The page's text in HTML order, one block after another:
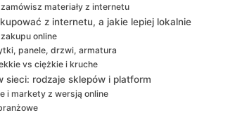
materiały z internetu
z internetu, a jakie lepiej lokalnie
online
panele, drzwi, armatura
vs ciężkie i kruche
sieci: rodzaje sklepów i platform
i markety z wersją online